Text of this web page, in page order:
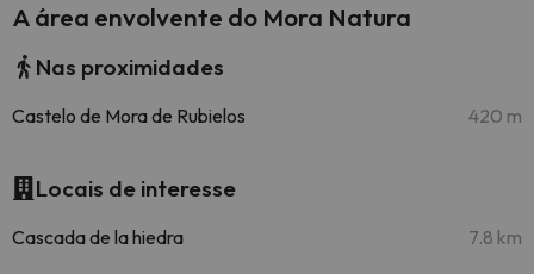
A área envolvente do Mora Natura
Nas proximidades
Castelo de Mora de Rubielos 420 m
Locais de interesse
Cascada de la hiedra 7.8 km